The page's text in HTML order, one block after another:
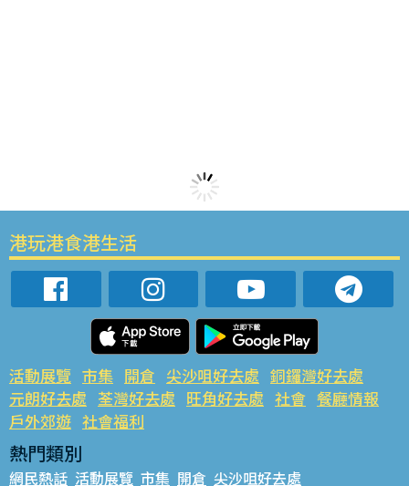
港玩港食港生活
活動展覽 市集 開倉 尖沙咀好去處 銅鑼灣好去處
元朗好去處 荃灣好去處 旺角好去處 社會 餐廳情報
戶外郊遊 社會福利
熱門類別
網民熱話 活動展覽 市集 開倉 尖沙咀好去處